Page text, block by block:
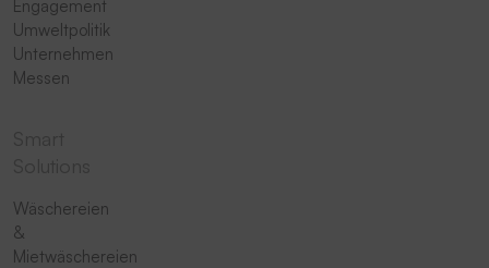
Engagement
Umweltpolitik
Unternehmen
Messen
Wäschereien
&
Mietwäschereien